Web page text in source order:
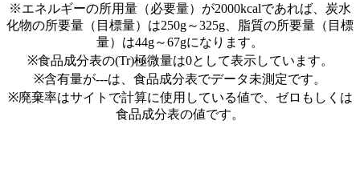
※エネルギーの所用量（必要量）が2000kcalであれば、炭水
化物の所要量（目標量）は250g～325g、脂質の所要量（目標
量）は44g～67gになります。
※食品成分表の(Tr)極微量は0として表示しています。
※含有量が---は、食品成分表でデータ未測定です。
※廃棄率はサイトで計算に使用している値で、ゼロもしくは
食品成分表の値です。